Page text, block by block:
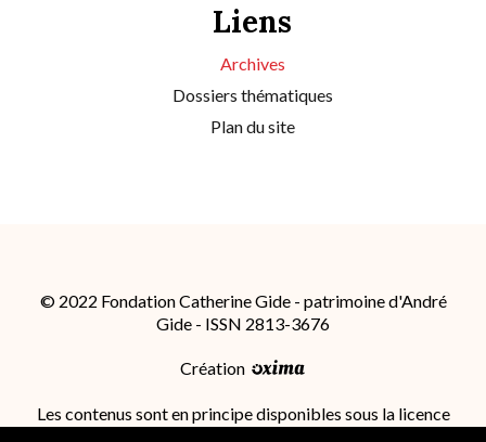
Liens
Archives
Dossiers thématiques
Plan du site
© 2022 Fondation Catherine Gide - patrimoine d'André
Gide - ISSN 2813-3676
Création
Les contenus sont en principe disponibles sous la licence